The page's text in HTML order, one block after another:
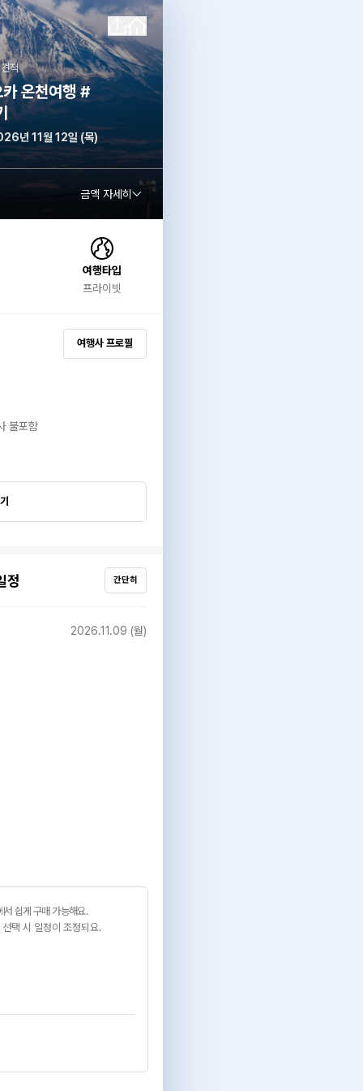
적
온천여행 #
년 11월 12일 (목)
금액 자세히
여행타입
프라이빗
여행사 프로필
불포함
정 간단히
2026.11.09 (월)
서 쉽게 구매 가능해요.
택 시 일정이 조정되요.